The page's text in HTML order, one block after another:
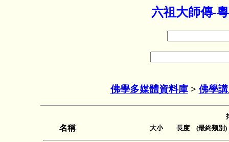
六祖大師傳-
佛學多媒體資料庫> 佛學
名稱 大小 長度 (最終類別)